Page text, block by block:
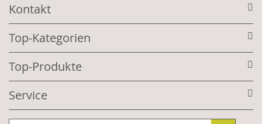
Kontakt
Top-Kategorien
Top-Produkte
Service